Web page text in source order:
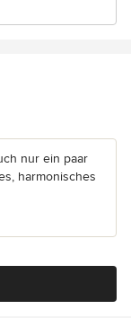
nur ein paar
harmonisches